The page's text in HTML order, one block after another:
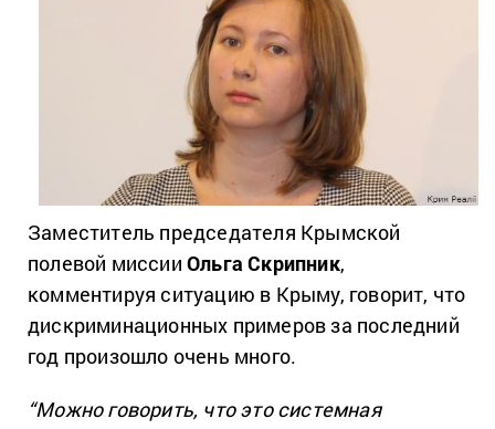
Заместитель председателя Крымской
полевой миссии Ольга Скрипник,
комментируя ситуацию в Крыму, говорит, что
дискриминационных примеров за последний
год произошло очень много.
“Можно говорить, что это системная